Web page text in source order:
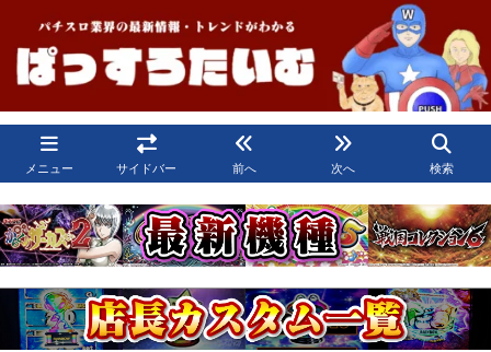
メニュー サイドバー 前へ 次へ 検索